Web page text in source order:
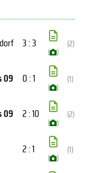
3 : 3
( )
(2)
09 0 : 1
( )
(1)
09 2 : 10
( )
(2)
2 : 1
( )
(1)